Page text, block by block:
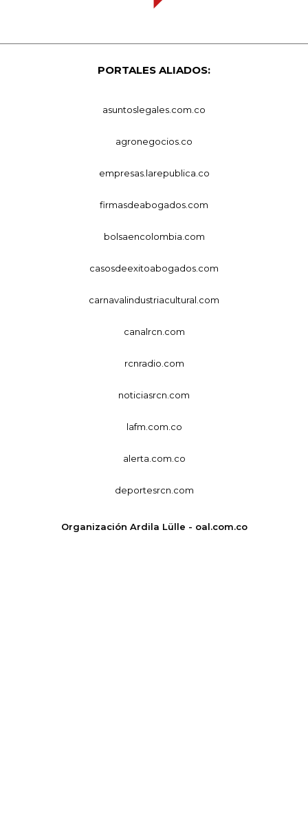
PORTALES ALIADOS:
asuntoslegales.com.co
agronegocios.co
empresas.larepublica.co
firmasdeabogados.com
bolsaencolombia.com
casosdeexitoabogados.com
carnavalindustriacultural.com
canalrcn.com
rcnradio.com
noticiasrcn.com
lafm.com.co
alerta.com.co
deportesrcn.com
Organización Ardila Lülle - oal.com.co